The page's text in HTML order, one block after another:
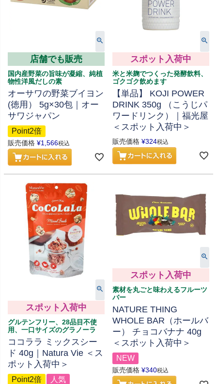
店舗でも販売
国内産野菜の旨味が凝縮、純植
物性洋風だしの素
オーサワの野菜ブイヨン
(徳用） 5g×30包｜オー
サワジャパン
Point2倍
販売価格 ¥1,566税込
スポット入荷中
米と米麹でつくった発酵飲料、
ゴクゴク飲めます
【単品】 KOJI POWER
DRINK 350g （こうじパ
ワードリンク）｜福光屋
＜スポット入荷中＞
販売価格 ¥324税込
スポット入荷中
グルテンフリー、28品目不使
用、一口サイズのグラノーラ
ココララ ミックスシー
ド 40g｜Natura Vie ＜ス
ポット入荷中＞
Point2倍 人気
スポット入荷中
素材を丸ごと味わえるフルーツ
バー
NATURE THING
WHOLE BAR（ホールバ
ー） チョコバナナ 40g
＜スポット入荷中＞
NEW
販売価格 ¥340税込